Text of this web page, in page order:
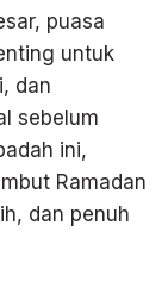
puasa
untuk
dan
sebelum
ini,
Ramadan
dan penuh